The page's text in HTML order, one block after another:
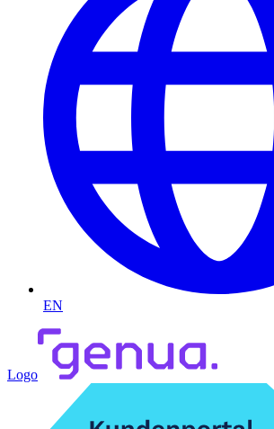
EN
Logo